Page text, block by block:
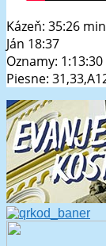
Kázeň: 35:26
Ján 18:37
Oznamy: 1:13:30
Piesne: